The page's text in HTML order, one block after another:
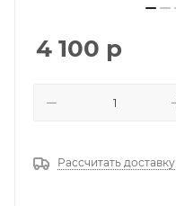
4 100 р
Рассчитать доставку